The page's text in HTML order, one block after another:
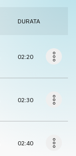
DURATA
02:20
02:30
02:40